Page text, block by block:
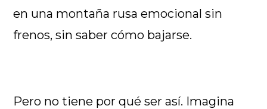
en una montaña rusa emocional sin
frenos, sin saber cómo bajarse.
Pero no tiene por qué ser así. Imagina